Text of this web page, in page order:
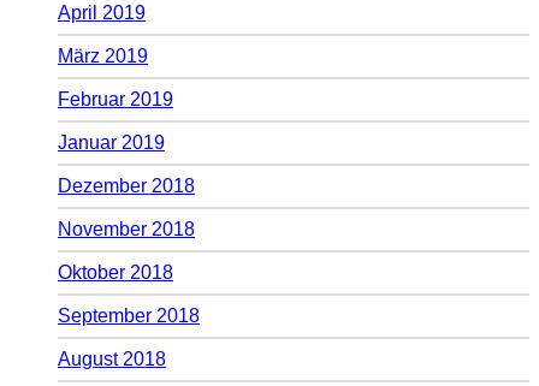
April 2019
März 2019
Februar 2019
Januar 2019
Dezember 2018
November 2018
Oktober 2018
September 2018
August 2018